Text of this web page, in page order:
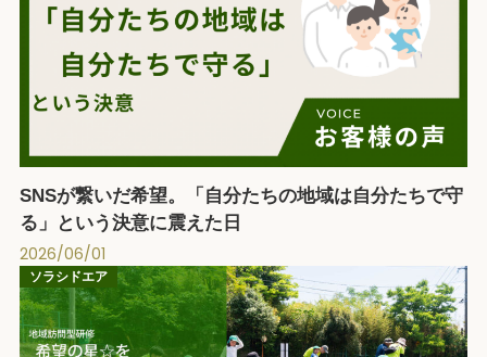
SNSが繋いだ希望。「自分たちの地域は自分たちで守
る」という決意に震えた日
2026/06/01
ソラシドエア